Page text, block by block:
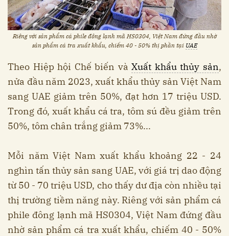
Riêng với sản phẩm cá phile đông lạnh mã HS0304, Việt Nam đứng đầu nhờ
sản phẩm cá tra xuất khẩu, chiếm 40 - 50% thị phần tại UAE
Theo Hiệp hội Chế biến vàXuất khẩu thủy sản,
nửa đầu năm 2023, xuất khẩu thủy sản Việt Nam
sang UAE giảm trên 50%, đạt hơn 17 triệu USD.
Trong đó, xuất khẩu cá tra, tôm sú đều giảm trên
50%, tôm chân trắng giảm 73%...
Mỗi năm Việt Nam xuất khẩu khoảng 22 - 24
nghìn tấn thủy sản sang UAE, với giá trị dao động
từ 50 - 70 triệu USD, cho thấy dư địa còn nhiều tại
thị trường tiềm năng này. Riêng với sản phẩm cá
phile đông lạnh mã HS0304, Việt Nam đứng đầu
nhờ sản phẩm cá tra xuất khẩu, chiếm 40 - 50%